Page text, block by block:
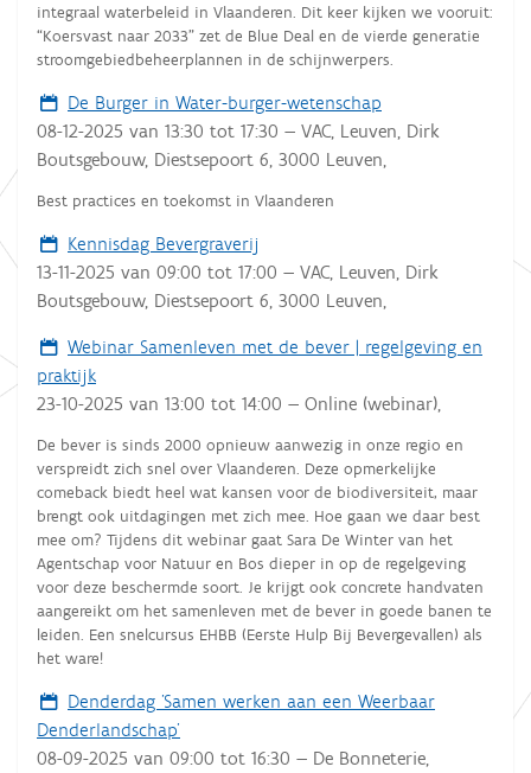
integraal waterbeleid in Vlaanderen. Dit keer kijken we vooruit:
“Koersvast naar 2033” zet de Blue Deal en de vierde generatie
stroomgebiedbeheerplannen in de schijnwerpers.
De Burger in Water-burger-wetenschap
08-12-2025 van 13:30 tot 17:30 — VAC, Leuven, Dirk
Boutsgebouw, Diestsepoort 6, 3000 Leuven
Best practices en toekomst in Vlaanderen
Kennisdag Bevergraverij
13-11-2025 van 09:00 tot 17:00 — VAC, Leuven, Dirk
Boutsgebouw, Diestsepoort 6, 3000 Leuven
Webinar Samenleven met de bever | regelgeving en
praktijk
23-10-2025 van 13:00 tot 14:00 — Online (webinar)
De bever is sinds 2000 opnieuw aanwezig in onze regio en
verspreidt zich snel over Vlaanderen. Deze opmerkelijke
comeback biedt heel wat kansen voor de biodiversiteit, maar
brengt ook uitdagingen met zich mee. Hoe gaan we daar best
mee om? Tijdens dit webinar gaat Sara De Winter van het
Agentschap voor Natuur en Bos dieper in op de regelgeving
voor deze beschermde soort. Je krijgt ook concrete handvaten
aangereikt om het samenleven met de bever in goede banen te
leiden. Een snelcursus EHBB (Eerste Hulp Bij Bevergevallen) als
het ware!
Denderdag 'Samen werken aan een Weerbaar
Denderlandschap'
08-09-2025 van 09:00 tot 16:30 — De Bonneterie,